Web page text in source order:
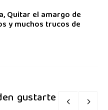
Quitar el amargo de
y muchos trucos de
gustarte